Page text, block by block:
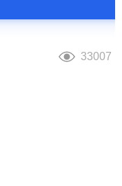
33007